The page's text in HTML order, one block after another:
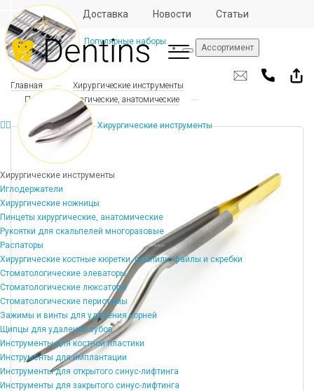
Отзывы Доставка Новости Статьи
Ассортимент
Популярные наборы
Хирургические инструменты
Хирургические инструменты
Иглодержатели
Хирургические ножницы
Пинцеты хирургические, анатомические
Рукоятки для скальпелей многоразовые
Распаторы
Хирургические костные кюретки, рашпили, файлы и скребки
Стоматологические элеваторы
Стоматологические люксаторы
Стоматологические периотомы
Зажимы и винты для удаления корней
Щипцы для удаления зубов
Инструменты для костной пластики
Инструменты для имплантации
Инструменты для открытого синус-лифтинга
Инструменты для закрытого синус-лифтинга
Главная
Хирургические инструменты
Пинцеты хирургические, анатомические